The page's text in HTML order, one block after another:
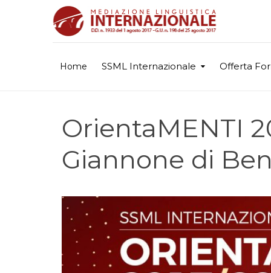
Home SSML Internazionale Offerta
OrientaMENTI
Giannone di